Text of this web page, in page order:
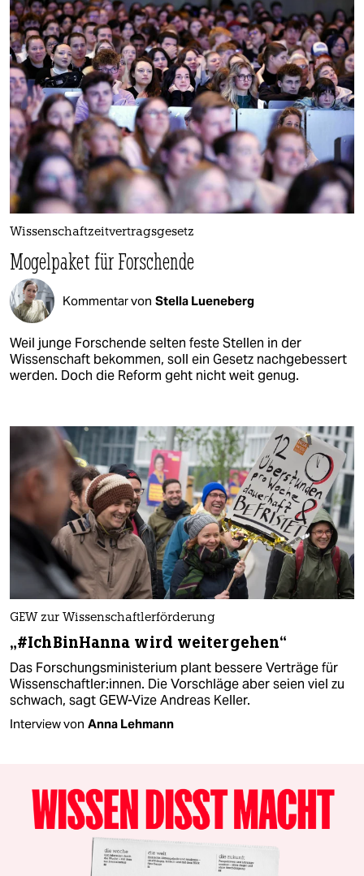
Wissenschaftzeitvertragsgesetz
Mogelpaket für Forschende
Kommentar von Stella Lueneberg
Weil junge Forschende selten feste Stellen in der
Wissenschaft bekommen, soll ein Gesetz nachgebessert
werden. Doch die Reform geht nicht weit genug.
GEW zur Wissenschaftlerförderung
„#IchBinHanna wird weitergehen“
Das Forschungsministerium plant bessere Verträge für
Wissenschaftler:innen. Die Vorschläge aber seien viel zu
schwach, sagt GEW-Vize Andreas Keller.
Interview von Anna Lehmann